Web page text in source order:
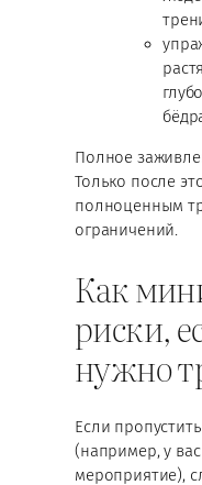
Полное
Только после
полноценным
ограничений.
Как
риски,
нужно
Если
(например, у
мероприятие),